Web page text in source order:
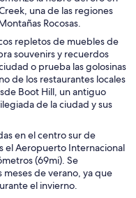
una de las regiones
Rocosas.
repletos de muebles de
souvenirs y recuerdos
o prueba las golosinas
de los restaurantes locales
Boot Hill, un antiguo
de la ciudad y sus
en el centro sur de
el Aeropuerto Internacional
(69mi). Se
de verano, ya que
el invierno.